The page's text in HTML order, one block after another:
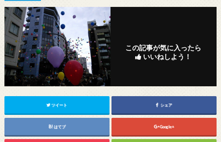
この記事が気に入ったら
いいねしよう！
ツイート シェア
はてブ Google+